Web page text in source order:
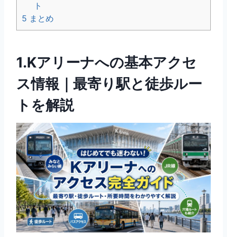
ト
5 まとめ
1.Kアリーナへの基本アクセ
ス情報｜最寄り駅と徒歩ルー
トを解説